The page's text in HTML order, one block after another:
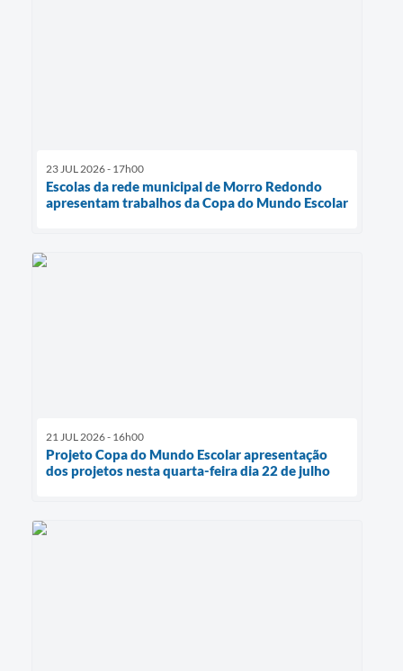
23 JUL 2026 - 17h00
Escolas da rede municipal de Morro Redondo
apresentam trabalhos da Copa do Mundo Escolar
21 JUL 2026 - 16h00
Projeto Copa do Mundo Escolar apresentação
dos projetos nesta quarta-feira dia 22 de julho